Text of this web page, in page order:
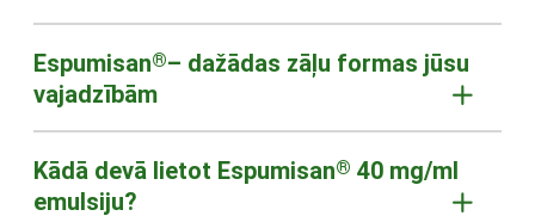
Espumisan®– dažādas zāļu formas jūsu
vajadzībām
Kādā devā lietot Espumisan® 40 mg/ml
emulsiju?